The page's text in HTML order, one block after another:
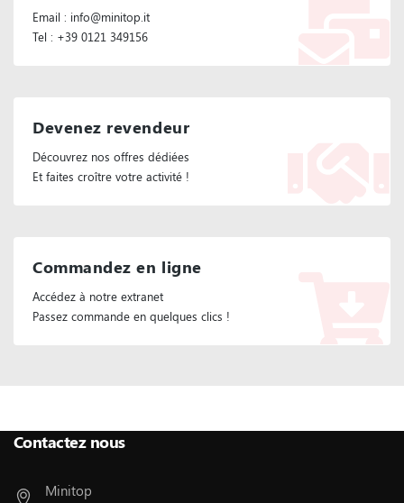
Email : info@minitop.it
Tel : +39 0121 349156
Devenez revendeur
Découvrez nos offres dédiées
Et faites croître votre activité !
Commandez en ligne
Accédez à notre extranet
Passez commande en quelques clics !
Contactez nous
Minitop